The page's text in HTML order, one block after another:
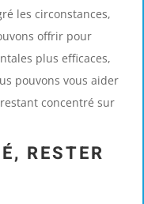
les circonstances,
offrir pour
plus efficaces,
pouvons vous aider
concentré sur
RESTER